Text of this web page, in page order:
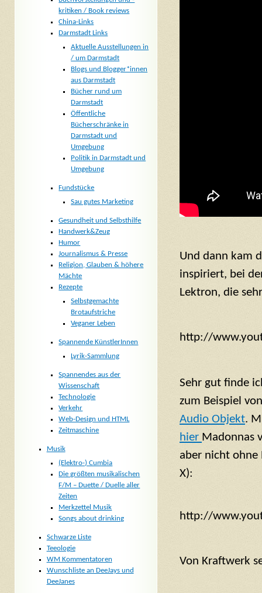
Und dann kam
inspiriert, bei
Lektron, die
http://
Sehr gut finde
zum Beispiel
Audio Objekt.
hier Madonnas
aber nicht ohne
X):
http://
Von Kraftwerk
kritiken / Book reviews
China-Links
Darmstadt Links
Aktuelle Ausstellungen in
/ um Darmstadt
Blogs und Blogger*innen
aus Darmstadt
Bücher rund um
Darmstadt
Öffentliche
Bücherschränke in
Darmstadt und
Umgebung
Politik in Darmstadt und
Umgebung
Fundstücke
Sau gutes Marketing
Gesundheit und Selbsthilfe
Handwerk&Zeug
Humor
Journalismus & Presse
Religion, Glauben & höhere
Mächte
Rezepte
Selbstgemachte
Brotaufstriche
Veganer Leben
Spannende KünstlerInnen
Lyrik-Sammlung
Spannendes aus der
Wissenschaft
Technologie
Verkehr
Web-Design und HTML
Zeitmaschine
Musik
(Elektro-) Cumbia
Die größten musikalischen
F/M – Duette / Duelle aller
Zeiten
Merkzettel Musik
Songs about drinking
Schwarze Liste
Teeologie
WM Kommentatoren
Wunschliste an DeeJays und
DeeJanes